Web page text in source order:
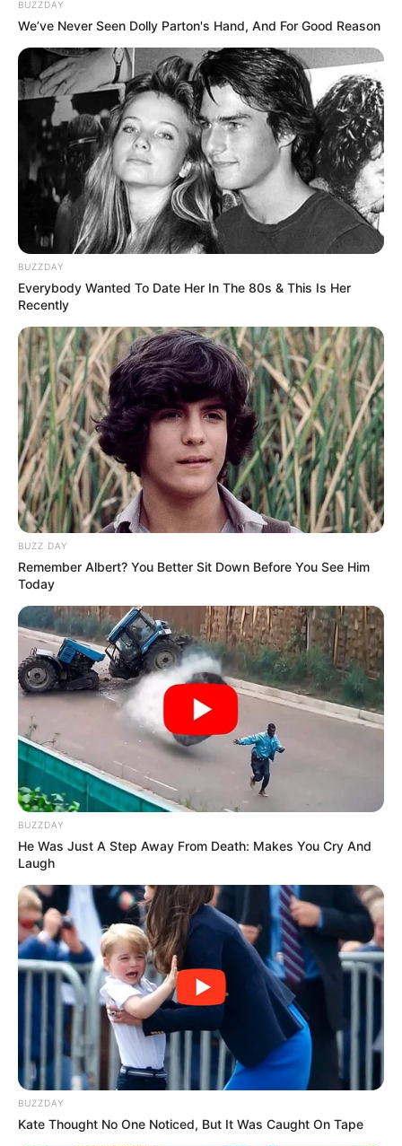
BUZZDAY
We’ve Never Seen Dolly Parton's Hand, And For Good Reason
BUZZDAY
Everybody Wanted To Date Her In The 80s & This Is Her
Recently
BUZZ DAY
Remember Albert? You Better Sit Down Before You See Him
Today
BUZZDAY
He Was Just A Step Away From Death: Makes You Cry And
Laugh
BUZZDAY
Kate Thought No One Noticed, But It Was Caught On Tape